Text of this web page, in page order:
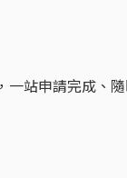
一站申請完成、